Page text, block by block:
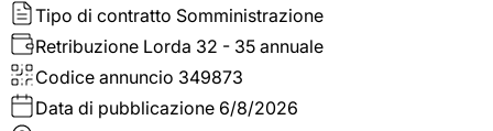
Tipo di contratto Somministrazione
Retribuzione Lorda 32 - 35 annuale
Codice annuncio 349873
Data di pubblicazione 6/8/2026